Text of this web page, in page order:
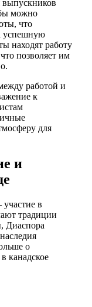
выпускников
можно
что
успешную
находят работу
позволяет им
работой и
к
для
и
в
традиции
Диаспора
о
канадское